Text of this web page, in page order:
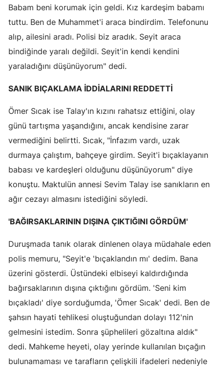
Mardin
Muğla
Niğde
Rize
Sakarya
Samsun
Siirt
Sivas
Tekirdağ
Trabzon
Tunceli
Uşak
Van
Babam beni korumak için geldi. Kız kardeşim babamı
tuttu. Ben de Muhammet'i araca bindirdim. Telefonunu
alıp, ailesini aradı. Polisi biz aradık. Seyit araca
bindiğinde yaralı değildi. Seyit'in kendi kendini
yaraladığını düşünüyorum" dedi.
SANIK BIÇAKLAMA İDDİALARINI REDDETTİ
Ömer Sıcak ise Talay'ın kızını rahatsız ettiğini, olay
günü tartışma yaşandığını, ancak kendisine zarar
vermediğini belirtti. Sıcak, "İnfazım vardı, uzak
durmaya çalıştım, bahçeye girdim. Seyit'i bıçaklayanın
babası ve kardeşleri olduğunu düşünüyorum" diye
konuştu. Maktulün annesi Sevim Talay ise sanıkların en
ağır cezayı almasını istediğini söyledi.
'BAĞIRSAKLARININ DIŞINA ÇIKTIĞINI GÖRDÜM'
Duruşmada tanık olarak dinlenen olaya müdahale eden
polis memuru, "Seyit'e 'bıçaklandın mı' dedim. Bana
üzerini gösterdi. Üstündeki elbiseyi kaldırdığında
bağırsaklarının dışına çıktığını gördüm. 'Seni kim
bıçakladı' diye sorduğumda, 'Ömer Sıcak' dedi. Ben de
şahsın hayati tehlikesi oluştuğundan dolayı 112'nin
gelmesini istedim. Sonra şüphelileri gözaltına aldık"
dedi. Mahkeme heyeti, olay yerinde kullanılan bıçağın
bulunamaması ve tarafların çelişkili ifadeleri nedeniyle